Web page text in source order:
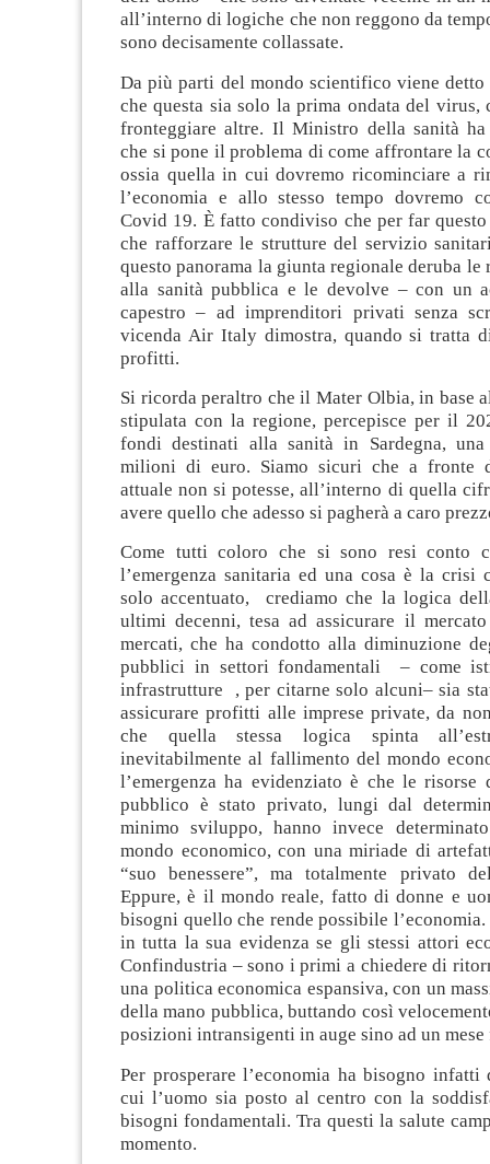
all’interno di logiche che non reggono da
sono decisamente collassate.
Da più parti del mondo scientifico viene detto
che questa sia solo la prima ondata del virus,
fronteggiare altre. Il Ministro della sanità ha
che si pone il problema di come affrontare la
ossia quella in cui dovremo ricominciare a
l’economia e allo stesso tempo dovremo
Covid 19. È fatto condiviso che per far questo
che rafforzare le strutture del servizio
questo panorama la giunta regionale deruba le
alla sanità pubblica e le devolve – con un
capestro – ad imprenditori privati senza
vicenda Air Italy dimostra, quando si tratta
profitti.
Si ricorda peraltro che il Mater Olbia, in base
stipulata con la regione, percepisce per il
fondi destinati alla sanità in Sardegna,
milioni di euro. Siamo sicuri che a fronte
attuale non si potesse, all’interno di quella
avere quello che adesso si pagherà a caro
Come tutti coloro che si sono resi conto
l’emergenza sanitaria ed una cosa è la crisi
solo accentuato, crediamo che la logica
ultimi decenni, tesa ad assicurare il
mercati, che ha condotto alla diminuzione
pubblici in settori fondamentali ‒ come
infrastrutture , per citarne solo alcuni‒ sia
assicurare profitti alle imprese private, da
che quella stessa logica spinta
inevitabilmente al fallimento del mondo
l’emergenza ha evidenziato è che le
pubblico è stato privato, lungi dal
minimo sviluppo, hanno invece
mondo economico, con una miriade di
“suo benessere”, ma totalmente privato
Eppure, è il mondo reale, fatto di donne e
bisogni quello che rende possibile
in tutta la sua evidenza se gli stessi attori
Confindustria – sono i primi a chiedere di
una politica economica espansiva, con un
della mano pubblica, buttando così
posizioni intransigenti in auge sino ad un mese
Per prosperare l’economia ha bisogno
cui l’uomo sia posto al centro con la
bisogni fondamentali. Tra questi la salute
momento.